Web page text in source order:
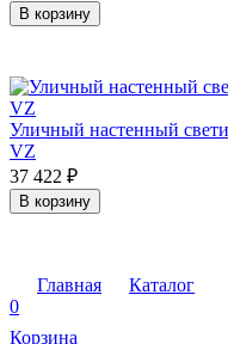
В корзину
Уличный настенный
VZ
37 422 ₽
В корзину
Главная
Каталог
0
Корзина